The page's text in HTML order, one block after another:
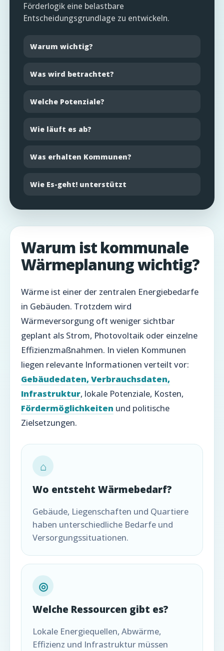
Förderlogik eine belastbare
Entscheidungsgrundlage zu entwickeln.
Warum wichtig?
Was wird betrachtet?
Welche Potenziale?
Wie läuft es ab?
Was erhalten Kommunen?
Wie Es-geht! unterstützt
Warum ist kommunale
Wärmeplanung wichtig?
Wärme ist einer der zentralen Energiebedarfe
in Gebäuden. Trotzdem wird
Wärmeversorgung oft weniger sichtbar
geplant als Strom, Photovoltaik oder einzelne
Effizienzmaßnahmen. In vielen Kommunen
liegen relevante Informationen verteilt vor:
Gebäudedaten, Verbrauchsdaten,
Infrastruktur, lokale Potenziale, Kosten,
Fördermöglichkeiten und politische
Zielsetzungen.
⌂
Wo entsteht Wärmebedarf?
Gebäude, Liegenschaften und Quartiere
haben unterschiedliche Bedarfe und
Versorgungssituationen.
◎
Welche Ressourcen gibt es?
Lokale Energiequellen, Abwärme,
Effizienz und Infrastruktur müssen